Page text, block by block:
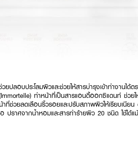
วยปลอบประโลมผิวและช่วยให้สารบำรุงเข้าทำงาน
ทำหน้าที่เป็นสารแอนตี้ออกซิแดนท์ ช่ว
ที่ช่วยลดเลือนริ้วรอยและปรับสภาพผิวให้เรียบเนียน
ราศจากน้ำหอมและสารทำร้ายผิว 20 ชนิด ใช้ได้